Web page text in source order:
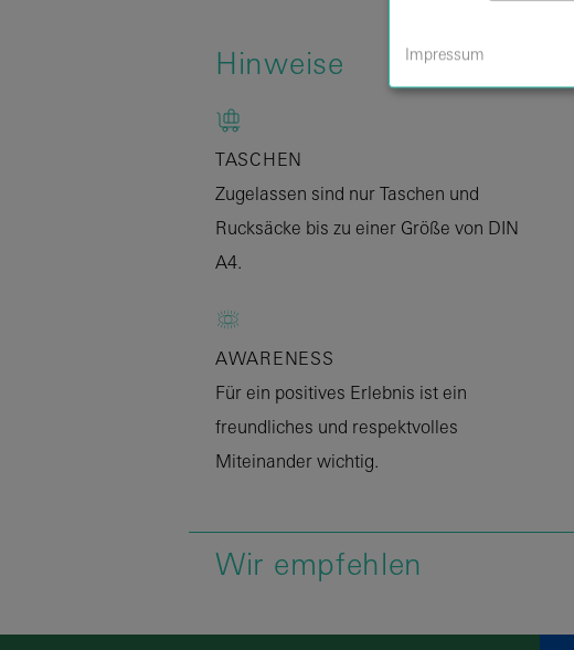
Hinweise
TASCHEN
Zugelassen sind nur Taschen und
Rucksäcke bis zu einer Größe von DIN
A4.
AWARENESS
Für ein positives Erlebnis ist ein
freundliches und respektvolles
Miteinander wichtig.
Wir empfehlen
Impressum